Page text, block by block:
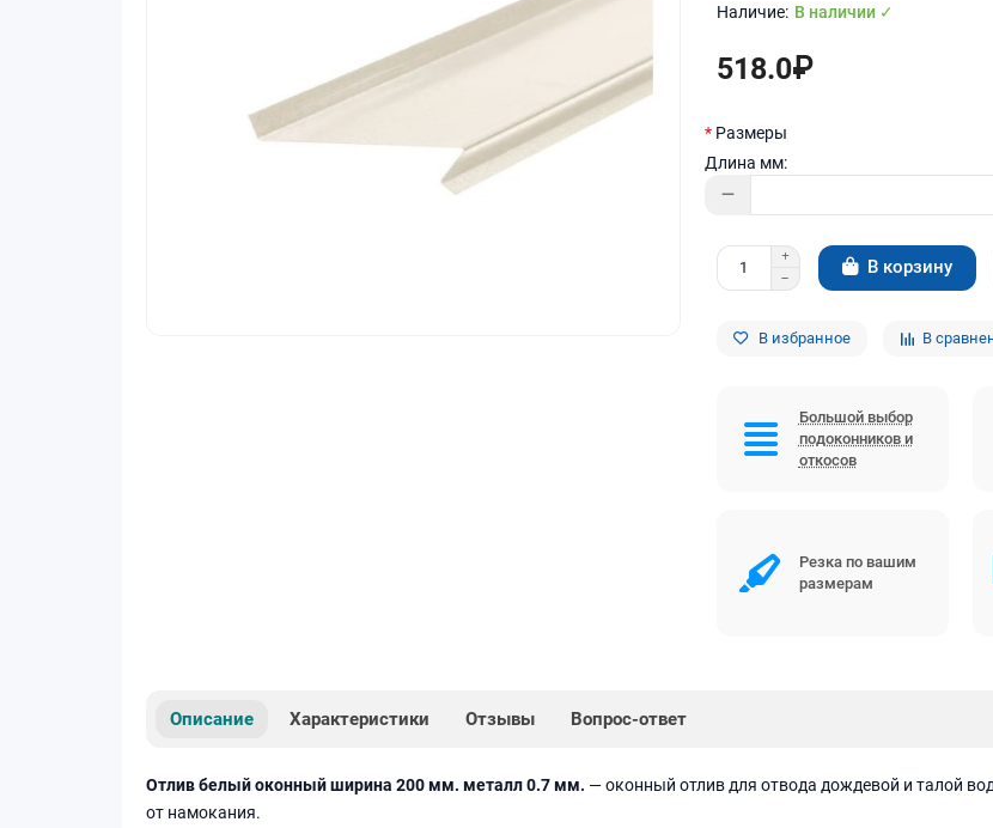
В наличии ✓
518.0₽
Размеры
Длина мм:
В корзину
В избранное В
Большой выбор
подоконников и
откосов
Резка по вашим
размерам
Описание Характеристики Отзывы Вопрос-ответ
Отлив белый оконный ширина 200 мм. металл 0.7 мм. — оконный отлив для отвода дождевой и талой
от намокания.